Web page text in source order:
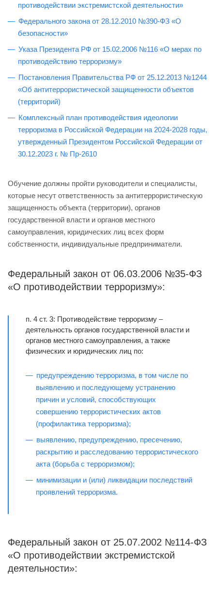
противодействии экстремистской деятельности»
Федерального закона от 28.12.2010 №390-ФЗ «О
безопасности»
Указа Президента РФ от 15.02.2006 №116 «О мерах по
противодействию терроризму»
Постановления Правительства РФ от 25.12.2013 №1244
«Об антитеррористической защищенности объектов
(территорий)
Комплексный план противодействия идеологии
терроризма в Российской Федерации на 2024-2028 годы,
утвержденный Президентом Российской Федерации от
30.12.2023 г. № Пр-2610
Обучение должны пройти руководители и специалисты,
которые несут ответственность за антитеррористическую
защищенность объекта (территории), органов
государственной власти и органов местного
самоуправления, юридических лиц всех форм
собственности, индивидуальные предприниматели.
Федеральный закон от 06.03.2006 №35-ФЗ
«О противодействии терроризму»:
п. 4 ст. 3: Противодействие терроризму –
деятельность органов государственной власти и
органов местного самоуправления, а также
физических и юридических лиц по:
предупреждению терроризма, в том числе по
выявлению и последующему устранению
причин и условий, способствующих
совершению террористических актов
(профилактика терроризма);
выявлению, предупреждению, пресечению,
раскрытию и расследованию террористического
акта (борьба с терроризмом);
минимизации и (или) ликвидации последствий
проявлений терроризма.
Федеральный закон от 25.07.2002 №114-ФЗ
«О противодействии экстремистской
деятельности»: